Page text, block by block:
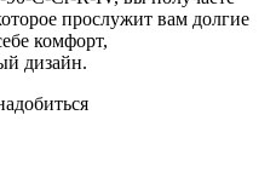
прослужит вам долгие
комфорт,
дизайн.